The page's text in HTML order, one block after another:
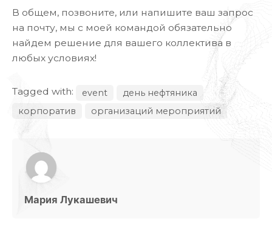
В общем, позвоните, или напишите ваш запрос
на почту, мы с моей командой обязательно
найдем решение для вашего коллектива в
любых условиях!
Tagged with: event
день нефтяника
корпоратив
организаций мероприятий
Мария Лукашевич